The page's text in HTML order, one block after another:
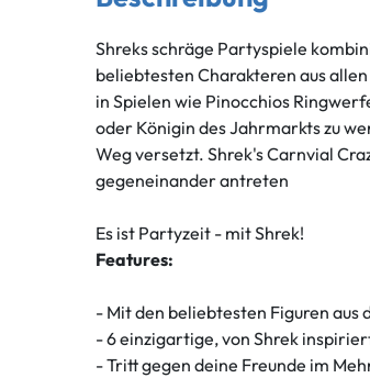
Shreks schräge Partyspiele
beliebtesten Charakteren aus
in Spielen wie Pinocchios
oder Königin des Jahrmarkts zu
Weg versetzt. Shrek's Carnvial
gegeneinander antreten
Es ist Partyzeit - mit Shrek!
Features:
- Mit den beliebtesten Figuren aus
- 6 einzigartige, von Shrek
- Tritt gegen deine Freunde im